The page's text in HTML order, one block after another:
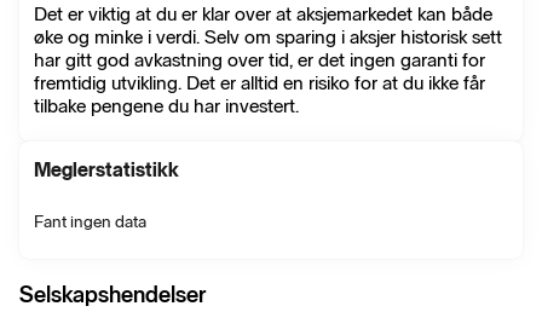
Det er viktig at du er klar over at aksjemarkedet kan både
øke og minke i verdi. Selv om sparing i aksjer historisk sett
har gitt god avkastning over tid, er det ingen garanti for
fremtidig utvikling. Det er alltid en risiko for at du ikke får
tilbake pengene du har investert.
Meglerstatistikk
Fant ingen data
Selskapshendelser